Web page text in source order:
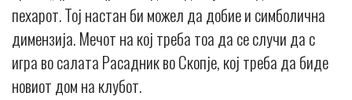
пехарот. Тој настан би можел да добие и симболична
димензија. Мечот на кој треба тоа да се случи да с
игра во салата Расадник во Скопје, кој треба да биде
новиот дом на клубот.